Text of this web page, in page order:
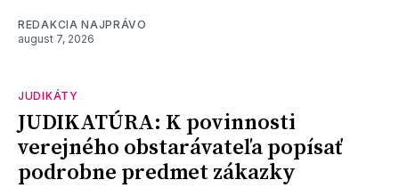
REDAKCIA NAJPRÁVO
august 7, 2026
JUDIKÁTY
JUDIKATÚRA: K povinnosti
verejného obstarávateľa popísať
podrobne predmet zákazky